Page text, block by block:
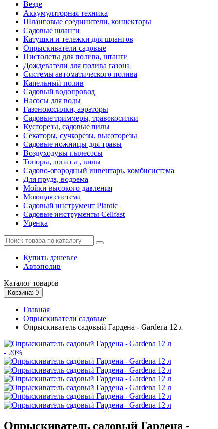
Везде
Аккумуляторная техника
Шланговые соединители, коннекторы
Садовые шланги
Катушки и тележки для шлангов
Опрыскиватели садовые
Пистолеты для полива, штанги
Дождеватели для полива газона
Системы автоматического полива
Капельный полив
Садовый водопровод
Насосы для воды
Газонокосилки, аэраторы
Садовые триммеры, травокосилки
Кусторезы, садовые пилы
Секаторы, сучкорезы, высоторезы
Садовые ножницы для травы
Воздуходувы пылесосы
Топоры, лопаты , вилы
Садово-огородный инвентарь, комбисистема
Для пруда, водоема
Мойки высокого давления
Моющая система
Садовый инструмент Plantic
Садовые инструменты Cellfast
Уценка
Купить дешевле
Автополив
Каталог товаров
Корзина: 0
Главная
Опрыскиватели садовые
Опрыскиватель садовый Гардена - Gardena 12 л
- 20%
Опрыскиватель садовый Гардена -